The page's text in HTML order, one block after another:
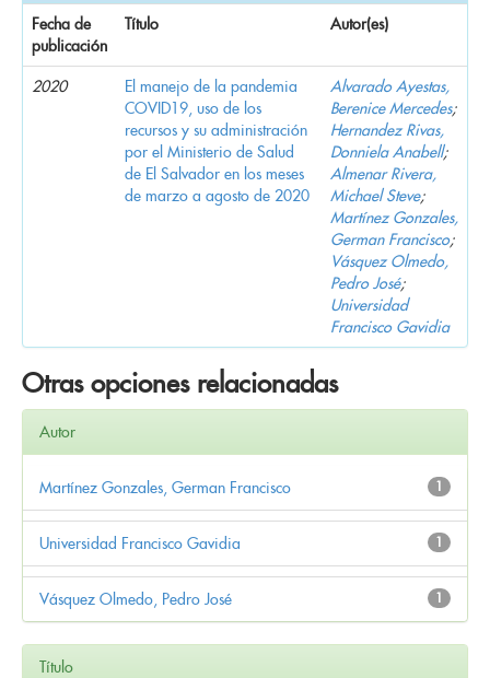
Fecha de
publicación
Título Autor(es)
2020
El manejo de la pandemia
COVID19, uso de los
recursos y su administración
por el Ministerio de Salud
de El Salvador en los meses
de marzo a agosto de 2020
Alvarado Ayestas,
Berenice Mercedes;
Hernandez Rivas,
Donniela Anabell;
Almenar Rivera,
Michael Steve;
Martínez Gonzales,
German Francisco;
Vásquez Olmedo,
Pedro José;
Universidad
Francisco Gavidia
Otras opciones relacionadas
Autor
1
Martínez Gonzales, German Francisco
1
Universidad Francisco Gavidia
1
Vásquez Olmedo, Pedro José
Título